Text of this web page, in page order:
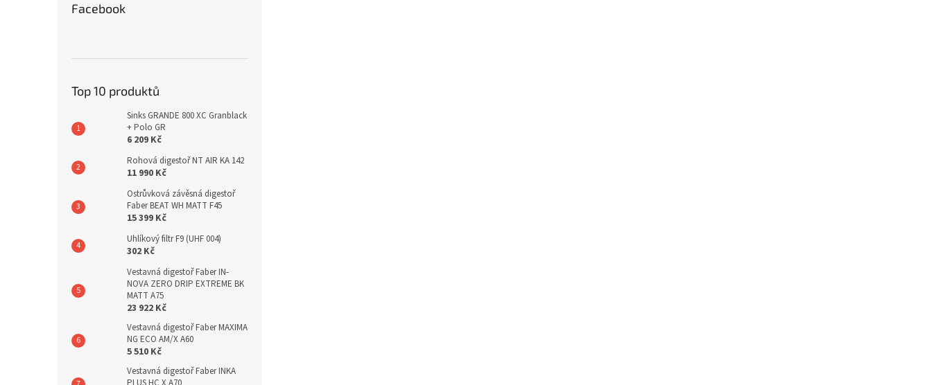
Facebook
Top 10 produktů
Sinks GRANDE 800 XC Granblack
+ Polo GR
6 209 Kč
Rohová digestoř NT AIR KA 142
11 990 Kč
Ostrůvková závěsná digestoř
Faber BEAT WH MATT F45
15 399 Kč
Uhlíkový filtr F9 (UHF 004)
302 Kč
Vestavná digestoř Faber IN-
NOVA ZERO DRIP EXTREME BK
MATT A75
23 922 Kč
Vestavná digestoř Faber MAXIMA
NG ECO AM/X A60
5 510 Kč
Vestavná digestoř Faber INKA